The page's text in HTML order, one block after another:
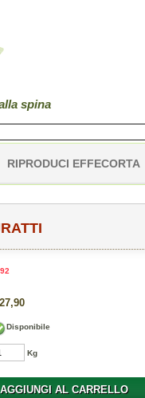
spina
RIPRODUCI EFFECORTA
Disponibile
Kg
AGGIUNGI AL CARRELLO